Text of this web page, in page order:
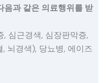
음과 같은 의료행위를 받
심근경색, 심장판막증,
뇌경색), 당뇨병, 에이즈